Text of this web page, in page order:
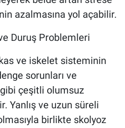
azalmasına yol açabilir.
Duruş Problemleri
ve iskelet sisteminin
sorunları ve
çeşitli olumsuz
Yanlış ve uzun süreli
birlikte skolyoz